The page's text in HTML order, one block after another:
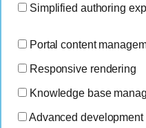
Simplified authoring
Portal content
Responsive rendering
Knowledge base
Advanced